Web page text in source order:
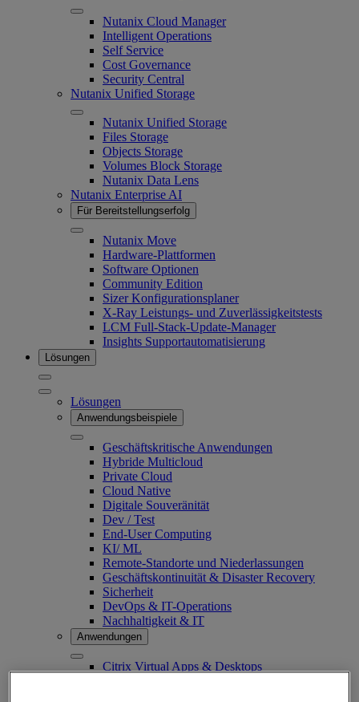
Nutanix Cloud Manager
Intelligent Operations
Self Service
Cost Governance
Security Central
Nutanix Unified Storage
Nutanix Unified Storage
Files Storage
Objects Storage
Volumes Block Storage
Nutanix Data Lens
Nutanix Enterprise AI
Für Bereitstellungserfolg
Nutanix Move
Hardware-Plattformen
Software Optionen
Community Edition
Sizer Konfigurationsplaner
X-Ray Leistungs- und Zuverlässigkeitstests
LCM Full-Stack-Update-Manager
Insights Supportautomatisierung
Lösungen
Lösungen
Anwendungsbeispiele
Geschäftskritische Anwendungen
Hybride Multicloud
Private Cloud
Cloud Native
Digitale Souveränität
Dev / Test
End-User Computing
KI/​ ML
Remote-Standorte und Niederlassungen
Geschäftskontinuität & Disaster Recovery
Sicherheit
DevOps & IT-Operations
Nachhaltigkeit & IT
Anwendungen
Citrix Virtual Apps & Desktops